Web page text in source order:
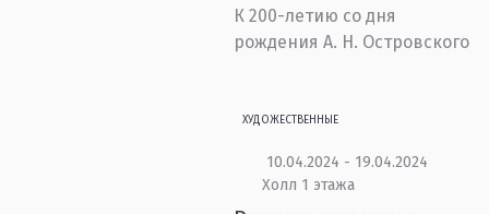
К 200-летию со дня
рождения А. Н. Островского
ХУДОЖЕСТВЕННЫЕ
10.04.2024 - 19.04.2024
Холл 1 этажа